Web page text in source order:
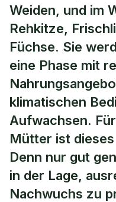
Weiden, und im
Rehkitze,
Füchse. Sie
eine Phase mit
klimatischen
Aufwachsen.
Mütter ist
Denn nur gut
in der Lage,
Nachwuchs zu